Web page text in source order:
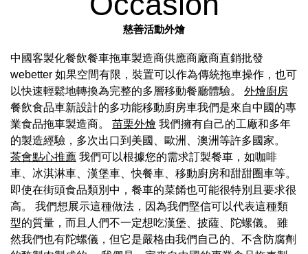
慈善活動外燴
中國客製化餐飲餐車拖車製造商供應商廠商直銷批發
webetter 如果空間有限，裝置可以作為傳統拖車操作，也可
以快速輕鬆地轉換為完整的多層移動餐廳體驗。 外燴廚房
餐飲食品車新設計的多功能移動廚房車我們是來自中國的專
業食品拖車製造商。 苗栗外燴 我們擁有自己的工廠和多年
的製造經驗，多次出口到美國、歐洲、澳洲等許多國家。
茶會點心推薦 我們可以根據您的需求訂製餐車，如咖啡
車、冰淇淋車、漢堡車、快餐車、移動廚房和甜甜圈車等。
即使在街頭食品類別中，餐車的菜餚也可能很特別且要求很
高。 我們想展示這種做法，因為我們堅信可以代表這種類
型的質量，而且人們不一定想吃漢堡、披薩、陀螺儀。 雖
然我們也有陀螺儀，但它是嚴格由我們自己的、不含防腐劑